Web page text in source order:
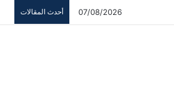
07/08/2026 أحدث المقالات